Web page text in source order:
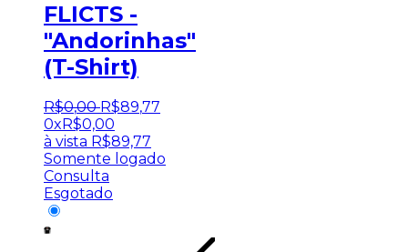
FLICTS -
"Andorinhas"
(T-Shirt)
R$0,00 R$89,77
0xR$0,00
à vista R$89,77
Somente logado
Consulta
Esgotado